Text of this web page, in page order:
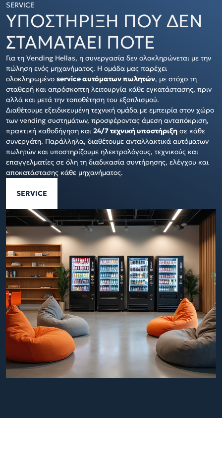
SERVICE
ΥΠΟΣΤΗΡΙΞΗ ΠΟΥ ΔΕΝ
ΣΤΑΜΑΤΑΕΙ ΠΟΤΕ
Για τη Vending Hellas, η συνεργασία δεν ολοκληρώνεται με την
πώληση ενός μηχανήματος. Η ομάδα μας παρέχει
ολοκληρωμένο service αυτόματων πωλητών, με στόχο τη
σταθερή και απρόσκοπτη λειτουργία κάθε εγκατάστασης, πριν
αλλά και μετά την τοποθέτηση του εξοπλισμού.
Διαθέτουμε εξειδικευμένη τεχνική ομάδα με εμπειρία στον χώρο
των vending συστημάτων, προσφέροντας άμεση ανταπόκριση,
πρακτική καθοδήγηση και 24/7 τεχνική υποστήριξη σε κάθε
συνεργάτη. Παράλληλα, διαθέτουμε ανταλλακτικά αυτόματων
πωλητών και υποστηρίζουμε ηλεκτρολόγους, τεχνικούς και
επαγγελματίες σε όλη τη διαδικασία συντήρησης, ελέγχου και
αποκατάστασης κάθε μηχανήματος.
SERVICE